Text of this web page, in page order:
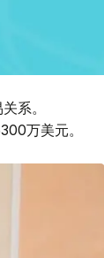
系。
万美元。